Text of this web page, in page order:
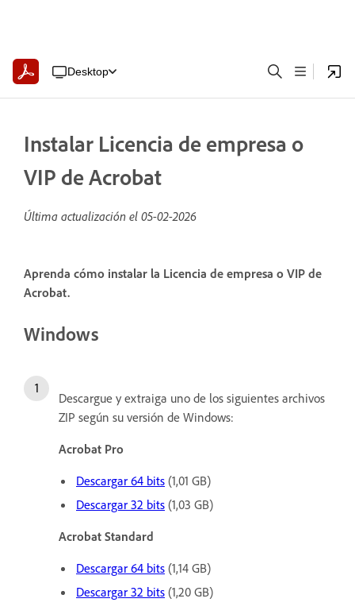
Desktop
Instalar Licencia de empresa o
VIP de Acrobat
Última actualización el 05-02-2026
Aprenda cómo instalar la Licencia de empresa o VIP de
Acrobat.
Windows
Descargue y extraiga uno de los siguientes archivos
ZIP según su versión de Windows:
Acrobat Pro
Descargar 64 bits (1,01 GB)
Descargar 32 bits (1,03 GB)
Acrobat Standard
Descargar 64 bits (1,14 GB)
Descargar 32 bits (1,20 GB)